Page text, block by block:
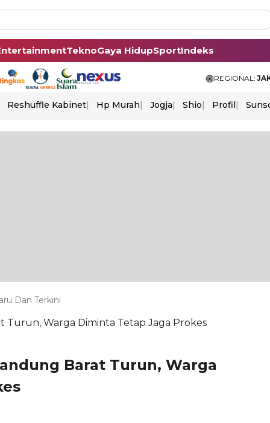
TeknoGaya HidupSportIndeks
REGIONAL:
Reshuffle Kabinet Hp Murah Jogja Shio Profil
Dan Terkini
Barat Turun, Warga